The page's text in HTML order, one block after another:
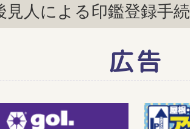
見人による印鑑登録手
広告